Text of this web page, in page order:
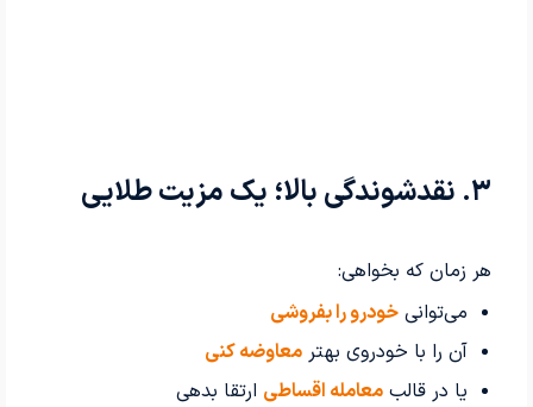
۳. نقدشوندگی بالا؛ یک مزیت طلایی
هر زمان که بخواهی:
می‌توانی خودرو را بفروشی
آن را با خودروی بهتر معاوضه کنی
یا در قالب معامله اقساطی ارتقا بدهی